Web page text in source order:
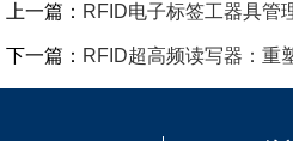
上一篇： RFID电子标签工器具管
下一篇： RFID超高频读写器：重